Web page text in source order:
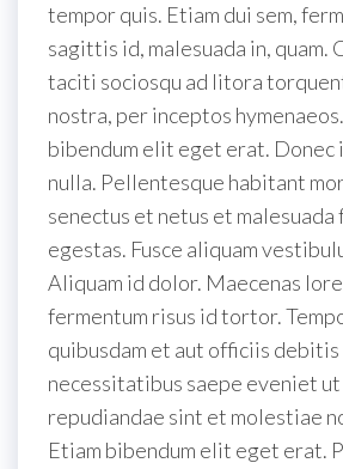
tempor quis. Etiam dui sem,
sagittis id, malesuada in, quam.
taciti sociosqu ad litora
nostra, per inceptos
bibendum elit eget erat. Donec
nulla. Pellentesque habitant
senectus et netus et malesuada
egestas. Fusce aliquam
Aliquam id dolor. Maecenas
fermentum risus id tortor.
quibusdam et aut officiis debitis
necessitatibus saepe eveniet
repudiandae sint et molestiae
Etiam bibendum elit eget erat.